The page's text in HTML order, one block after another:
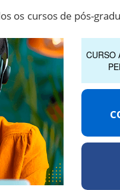
os cursos de pós-
CURSO